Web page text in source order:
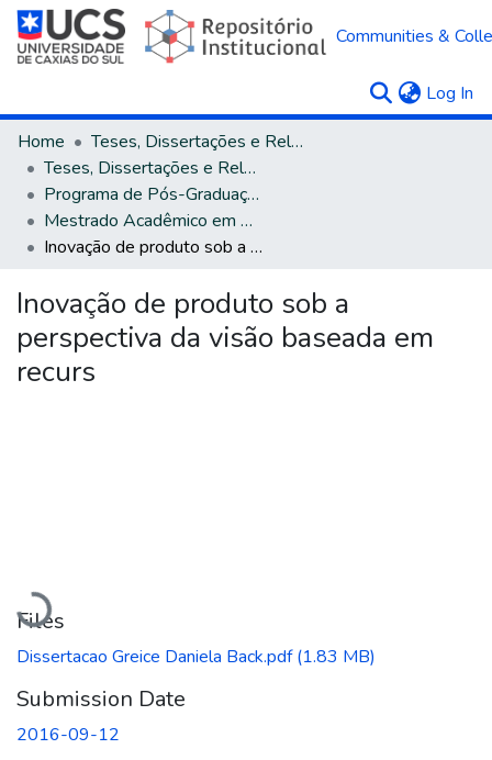
Communities &
Log In
Home
Teses, Dissertações e Relatórios
Teses, Dissertações e Relatórios defendidos na UCS
Programa de Pós-Graduação em Administração
Mestrado Acadêmico em Administração
Inovação de produto sob a perspectiva da visão baseada em recurs
Inovação de produto sob a
perspectiva da visão baseada em
recurs
Loading...
Files
Dissertacao Greice Daniela Back.pdf(1.83 MB)
Submission Date
2016-09-12